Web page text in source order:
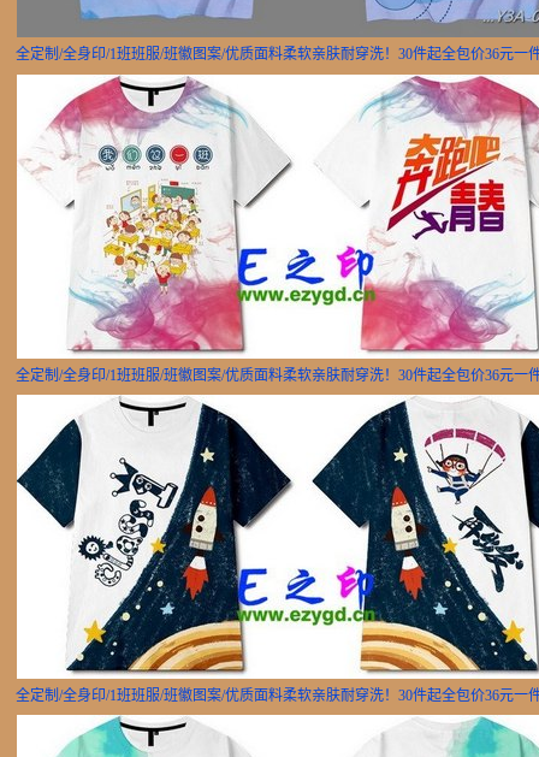
全定制/全身印/1班班服/班徽图案/优质面料柔软亲肤耐穿洗！30件起全包价36元一
全定制/全身印/1班班服/班徽图案/优质面料柔软亲肤耐穿洗！30件起全包价36元一
全定制/全身印/1班班服/班徽图案/优质面料柔软亲肤耐穿洗！30件起全包价36元一